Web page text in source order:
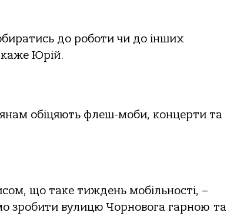
до роботи чи до інших
каже Юрій.
обіцяють флеш-моби, концерти та
що таке тиждень мобільності, –
зробити вулицю Чорновога гарною та